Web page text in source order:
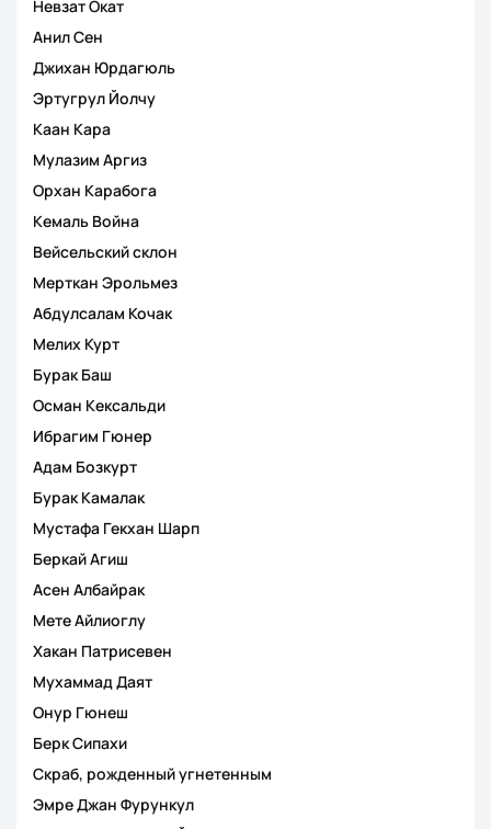
Невзат Окат
Анил Сен
Джихан Юрдагюль
Эртугрул Йолчу
Каан Кара
Мулазим Аргиз
Орхан Карабога
Кемаль Война
Вейсельский склон
Мерткан Эрольмез
Абдулсалам Кочак
Мелих Курт
Бурак Баш
Осман Кексальди
Ибрагим Гюнер
Адам Бозкурт
Бурак Камалак
Мустафа Гекхан Шарп
Беркай Агиш
Асен Албайрак
Мете Айлиоглу
Хакан Патрисевен
Мухаммад Даят
Онур Гюнеш
Берк Сипахи
Скраб, рожденный угнетенным
Эмре Джан Фурункул